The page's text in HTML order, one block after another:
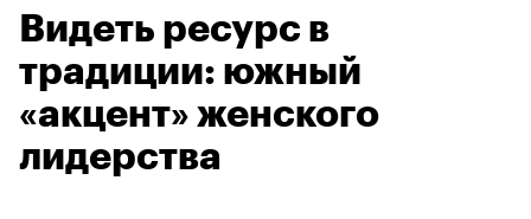
Видеть ресурс в
традиции: южный
«акцент» женского
лидерства